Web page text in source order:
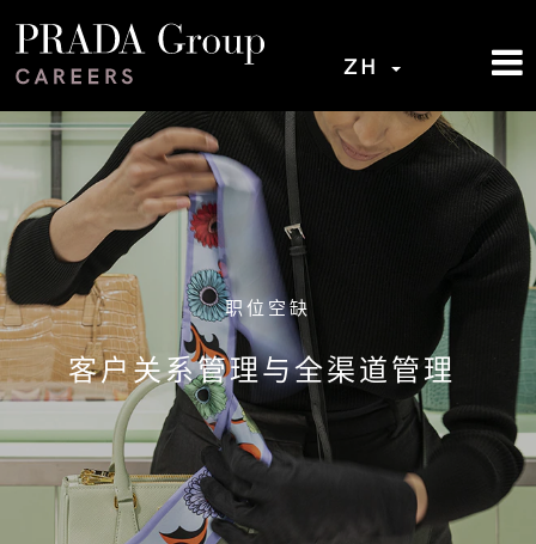
ZH
职位空缺
客户关系管理与全渠道管理